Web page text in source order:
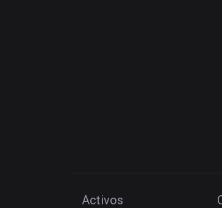
Activos